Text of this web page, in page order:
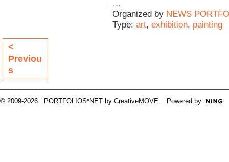
…
Organized by NEWS
Type: art, exhibition, painting
<
Previou
s
© 2009-2026 PORTFOLIOS*NET by CreativeMOVE . Powered by